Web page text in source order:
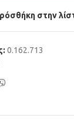
στην
0.162.713